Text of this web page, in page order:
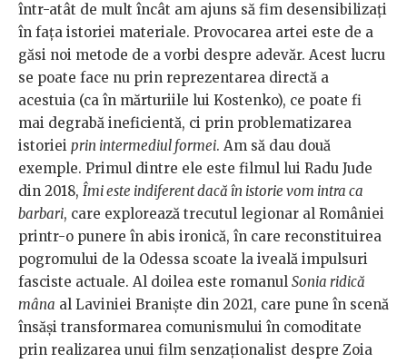
într-atât de mult încât am ajuns să fim desensibilizați
în fața istoriei materiale. Provocarea artei este de a
găsi noi metode de a vorbi despre adevăr. Acest lucru
se poate face nu prin reprezentarea directă a
acestuia (ca în mărturiile lui Kostenko), ce poate fi
mai degrabă ineficientă, ci prin problematizarea
istoriei prin intermediul formei. Am să dau două
exemple. Primul dintre ele este filmul lui Radu Jude
din 2018, Îmi este indiferent dacă în istorie vom intra ca
barbari, care explorează trecutul legionar al României
printr-o punere în abis ironică, în care reconstituirea
pogromului de la Odessa scoate la iveală impulsuri
fasciste actuale. Al doilea este romanul Sonia ridică
mâna al Laviniei Braniște din 2021, care pune în scenă
însăși transformarea comunismului în comoditate
prin realizarea unui film senzaționalist despre Zoia